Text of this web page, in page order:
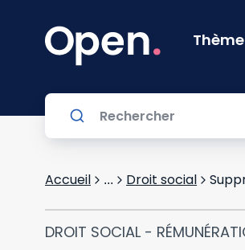
Accueil ... Droit social
DROIT SOCIAL -